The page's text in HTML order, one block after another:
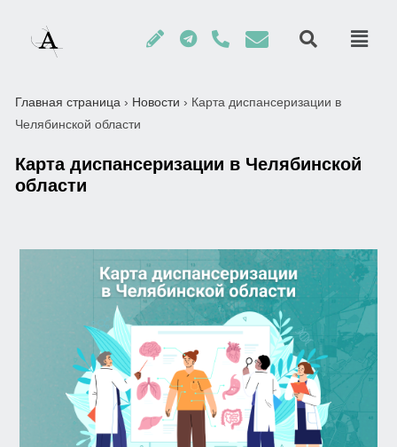
Главная страница › Новости › Карта диспансеризации в
Челябинской области
Карта диспансеризации в Челябинской
области